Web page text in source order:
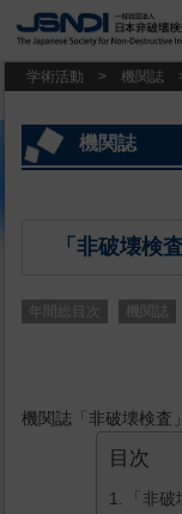
学術活動 > 機関誌
機関誌
「非破壊検
年間総目次 機関誌
機関誌「非破壊検査」
目次
「非